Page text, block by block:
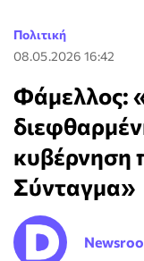
Πολιτική
08.05.2026 16:42
Φάμελλος:
κυβέρνηση
Σύνταγμα»